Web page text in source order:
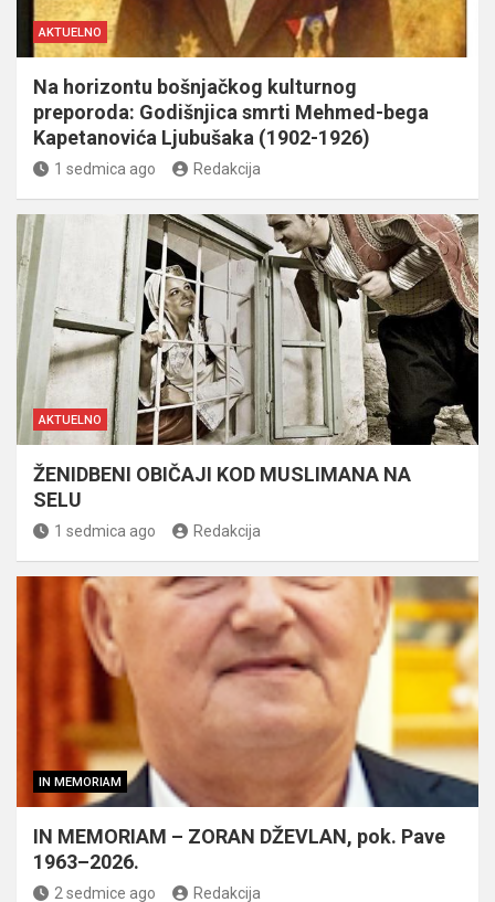
AKTUELNO
Na horizontu bošnjačkog kulturnog
preporoda: Godišnjica smrti Mehmed-bega
Kapetanovića Ljubušaka (1902-1926)
1 sedmica ago Redakcija
AKTUELNO
ŽENIDBENI OBIČAJI KOD MUSLIMANA NA
SELU
1 sedmica ago Redakcija
IN MEMORIAM
IN MEMORIAM – ZORAN DŽEVLAN, pok. Pave
1963–2026.
2 sedmice ago Redakcija